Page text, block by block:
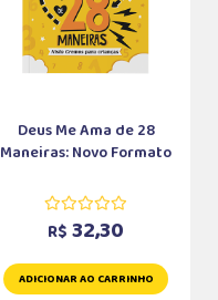
Deus Me Ama de 28
Maneiras: Novo Formato
R$ 32,30
ADICIONAR AO CARRINHO